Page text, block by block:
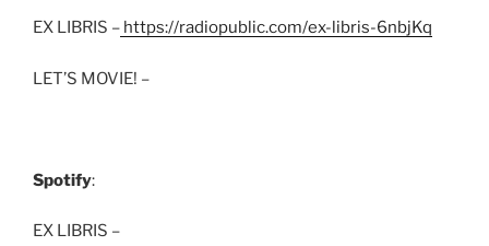
EX LIBRIS – https://radiopublic.com/ex-libris-6nbjKq
LET’S MOVIE! –
Spotify:
EX LIBRIS –